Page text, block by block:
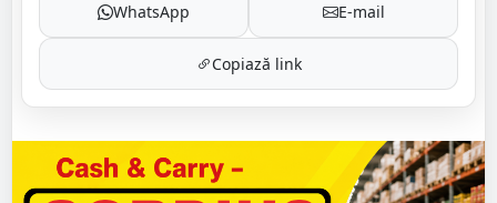
WhatsApp E-mail
Copiază link